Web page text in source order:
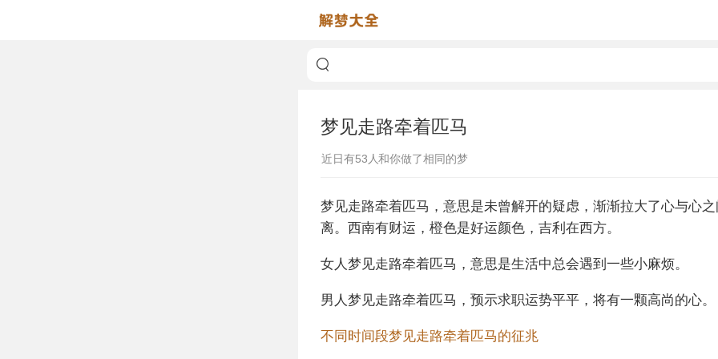
梦见走路牵着匹马
近日有53 人和你做了相同的梦
梦见走路牵着匹马，意思是未曾解开的疑虑，渐渐拉大了心与心
离。西南有财运，橙色是好运颜色，吉利在西方。
女人梦见走路牵着匹马，意思是生活中总会遇到一些小麻烦。
男人梦见走路牵着匹马，预示求职运势平平，将有一颗高尚的心。
不同时间段梦见走路牵着匹马的征兆